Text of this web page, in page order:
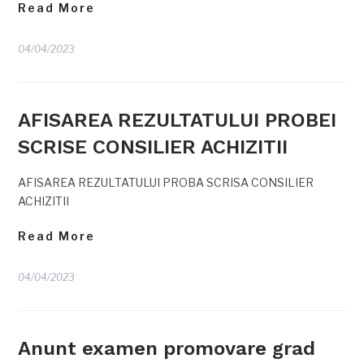
Read More
04/04/2023
AFISAREA REZULTATULUI PROBEI
SCRISE CONSILIER ACHIZITII
AFISAREA REZULTATULUI PROBA SCRISA CONSILIER
ACHIZITII
Read More
04/04/2023
Anunt examen promovare grad